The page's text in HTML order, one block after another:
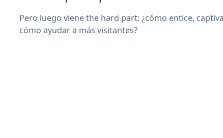
Pero luego viene the hard part: ¿cómo entice,
cómo ayudar a más visitantes?